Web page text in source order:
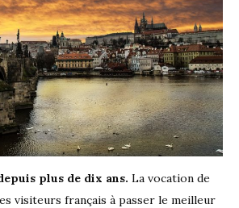
et
à
ne
pas
faire
!
plus de dix ans. La vocation de
visiteurs français à passer le meilleur